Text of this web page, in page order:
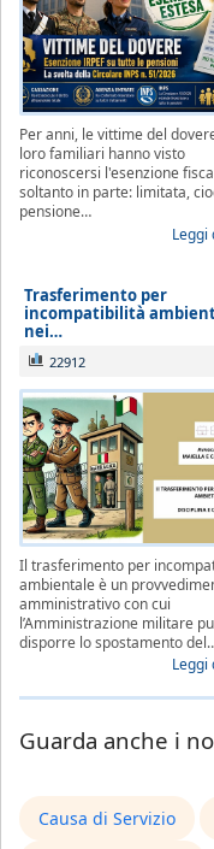
Per anni, le vittime del
loro familiari hanno visto
riconoscersi l'esenzione
soltanto in parte: limitata,
pensione…
Leggi
Trasferimento per
incompatibilità
nei…
22912
Il trasferimento per
ambientale è un
amministrativo con cui
l’Amministrazione militare
disporre lo spostamento
Leggi
Guarda anche i
Causa di Servizio